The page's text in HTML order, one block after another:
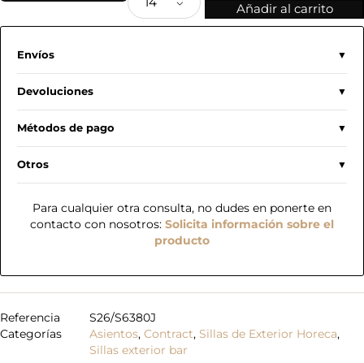
Añadir al carrito
Envíos
Devoluciones
Métodos de pago
Otros
Para cualquier otra consulta, no dudes en ponerte en
contacto con nosotros: Solicita información sobre el
producto
Referencia
S26/S6380J
Categorías
Asientos, Contract, Sillas de Exterior Horeca,
Sillas exterior bar